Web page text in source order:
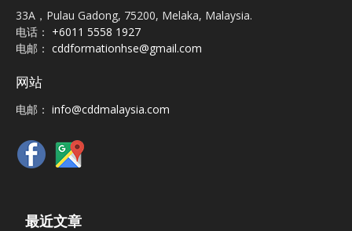
33A，Pulau Gadong, 75200, Melaka, Malaysia.
电话： +6011 5558 1927
电邮： cddformationhse@gmail.com
网站
电邮： info@cddmalaysia.com
最近文章